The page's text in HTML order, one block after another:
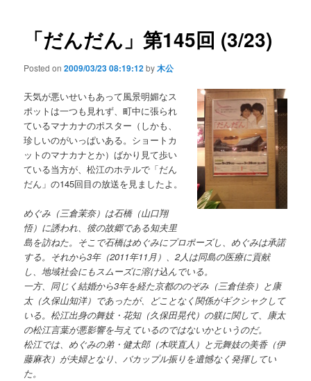
ョ
「だんだん」第145回 (3/23)
Posted on2009/03/23 08:19:12by木公
天気が悪いせいもあって風景明媚なス
ポットは一つも見れず、町中に張られ
ているマナカナのポスター（しかも、
珍しいのがいっぱいある。ショートカ
ットのマナカナとか）ばかり見て歩い
ている当方が、松江のホテルで「だん
だん」の145回目の放送を見ましたよ。
めぐみ（三倉茉奈）は石橋（山口翔
悟）に誘われ、彼の故郷である知夫里
島を訪ねた。そこで石橋はめぐみにプロポーズし、めぐみは承諾
する。それから3年（2011年11月）、2人は同島の医療に貢献
し、地域社会にもスムーズに溶け込んでいる。
一方、同じく結婚から3年を経た京都ののぞみ（三倉佳奈）と康
太（久保山知洋）であったが、どことなく関係がギクシャクして
いる。松江出身の舞妓・花知（久保田晃代）の躾に関して、康太
の松江言葉が悪影響を与えているのではないかというのだ。
松江では、めぐみの弟・健太郎（木咲直人）と元舞妓の美香（伊
藤麻衣）が夫婦となり、バカップル振りを遺憾なく発揮してい
た。